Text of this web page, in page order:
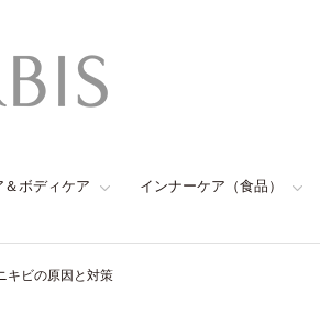
＆ボディケア インナーケア（食品）
キビの原因と対策